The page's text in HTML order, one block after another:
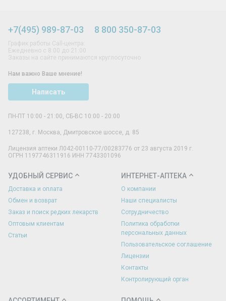
+7(495) 989-87-03 8 800 350-87-03
График работы Call-центра:
Ежедневно с 8:00 до 21:00
Заказы на сайте принимаются круглосуточно
Нам важно Ваше мнение!
Написать
ПН-ПТ 10:00 - 21:00, СБ-ВС 10:00 - 20:00
127238 г. Москва Дмитровское шоссе, д. 85
Лицензия аптеки Л042-00110-77/00283776 от 23 августа 2019 г.
ОГРН 1197746311916 ИНН 7743301096
УДОБНЫЙ СЕРВИС
Доставка и оплата
Обмен и возврат
Заказ и поиск редких лекарств
Оптовым клиентам
Статьи
ИНТЕРНЕТ-АПТЕКА
О компании
Наши специалисты
Сотрудничество
Политика обработки
персональных данных
Пользовательское соглашение
Лицензии
Контакты
Контролирующий орган